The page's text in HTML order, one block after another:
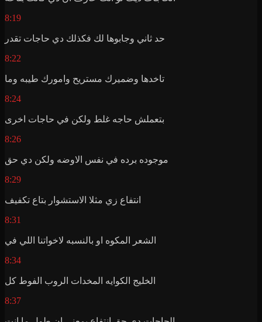
8:19
حد ثاني وجابوها لك فكذلك دي حاجات تقدر
8:22
تاخدها وضميرك مستريح وامورك طيبه وما
8:24
بتعملش حاجه غلط ولكن في حاجات اخرى
8:26
موجوده برده في نفس الاوضه ولكن دي حق
8:29
انتفاع زي مثلا الاستشوار بتاع تكفيف
8:31
الشعر المكوه او بالنسبه لاخواتنا اللي في
8:34
الخليج الكوايه المخدات الروب الفوط كل
8:37